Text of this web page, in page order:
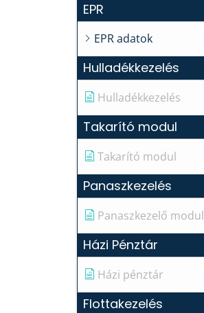
EPR
EPR adatok
Hulladékkezelés
Hulladékkezelés
Takarító modul
Takarító modul
Panaszkezelés
Panaszkezelő modul
Házi Pénztár
Házi pénztár
Flottakezelés